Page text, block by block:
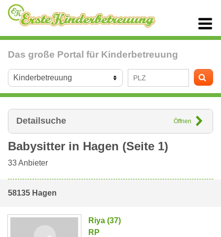
Das große Portal für Kinderbetreuung
Detailsuche Öffnen
Babysitter in Hagen (Seite 1)
33Anbieter
58135 Hagen
Riya (37)
RP